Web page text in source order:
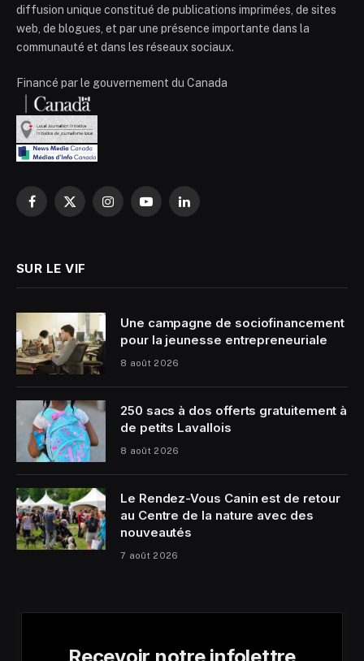
diffusion unique constitué de publications imprimées, de sites
web, de blogues, et par une présence importante dans la
communauté et dans les réseaux sociaux.
Financé par le gouvernement du Canada
Facebook
X
InstagramYouTubeLinkedIn
SUR LE VIF
Une campagne de sociofinancement
pour la jeunesse entrepreneuriale
8 août 2026
250 sacs à dos offerts gratuitement à
de petits Lavallois
8 août 2026
Le Rendez-Vous Canin est de retour
au Centre de la nature avec des
nouveautés
7 août 2026